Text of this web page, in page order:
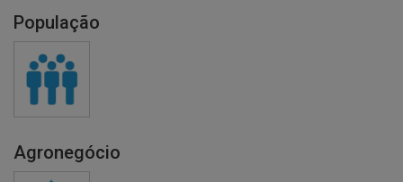
População
Agronegócio